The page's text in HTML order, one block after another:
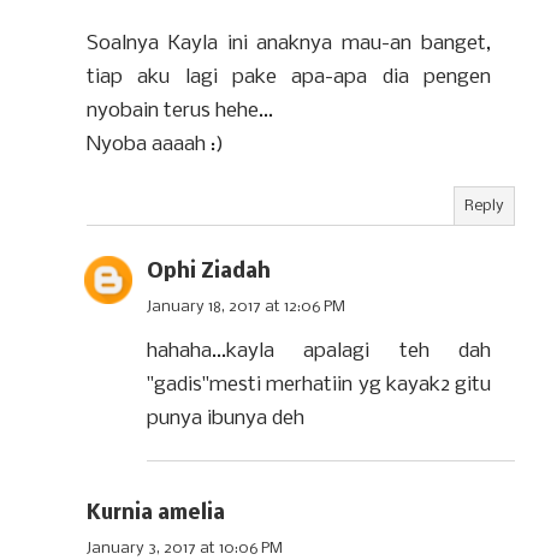
Soalnya Kayla ini anaknya mau-an banget,
tiap aku lagi pake apa-apa dia pengen
nyobain terus hehe...
Nyoba aaaah :)
Reply
Ophi Ziadah
January 18, 2017 at 12:06 PM
hahaha...kayla apalagi teh dah
"gadis"mesti merhatiin yg kayak2 gitu
punya ibunya deh
Kurnia amelia
January 3, 2017 at 10:06 PM